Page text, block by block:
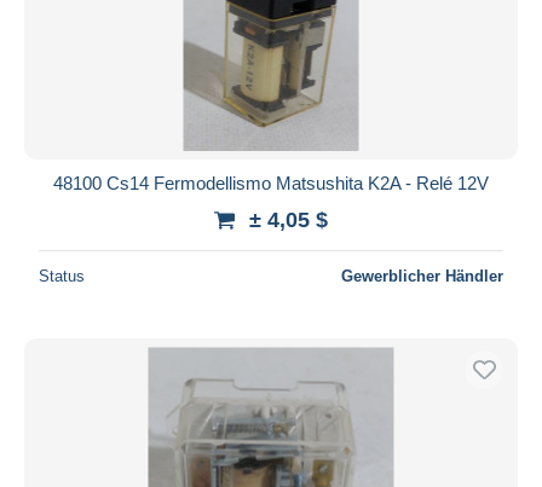
48100 Cs14 Fermodellismo Matsushita K2A - Relé 12V
± 4,05 $
Status Gewerblicher Händler